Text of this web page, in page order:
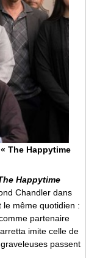
The Happytime
Happytime
Chandler dans
même quotidien :
partenaire
imite celle de
passent